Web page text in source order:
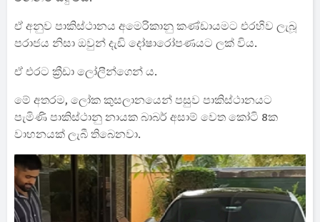
ඒ අනුව පාකිස්ථානය අමෙරිකානු කණ්ඩායමට එරහිව ලැබූ
පරාජය නිසා ඔවුන් දැඩි දෝෂාරෝපණයට ලක් විය.
ඒ එරට ක්‍රීඩා ලෝලීන්ගෙන් ය.
මේ අතරම, ලෝක කුසලානයෙන් පසුව පාකිස්ථානයට
පැමිණි පාකිස්ථානු නායක බාබර් අසාම් වෙත කෝටි 8ක
වාහනයක් ලැබී තිබෙනවා.